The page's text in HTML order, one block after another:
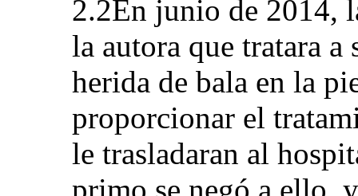
2.2En junio de 2014,
la autora que tratara
herida de bala en la
proporcionar el
le trasladaran al